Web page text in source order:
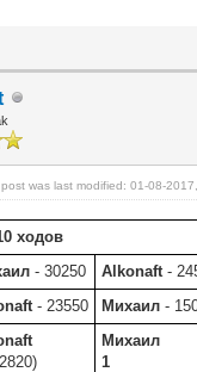
post was last modified: 01-08-
ходов
- 30250 Alkonaft -
- 23550 Михаил -
Михаил
1